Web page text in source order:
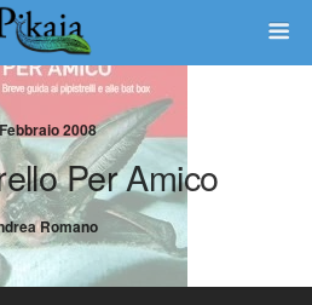
2008
Per Amico
Romano